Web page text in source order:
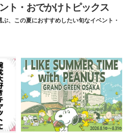
ト・おでかけトピックス
、この夏におすすめしたい旬なイベント・